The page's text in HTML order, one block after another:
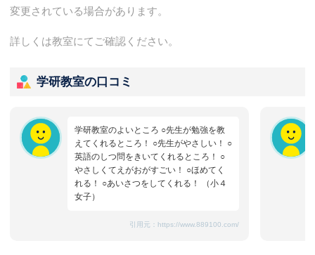
変更されている場合があります。
詳しくは教室にてご確認ください。
学研教室の口コミ
学研教室のよいところ ○先生が勉強を教
えてくれるところ！ ○先生がやさしい！ ○
英語のしつ問をきいてくれるところ！ ○
やさしくてえがおがすごい！ ○ほめてく
れる！ ○あいさつをしてくれる！ （小４
女子）
引用元： https://www.889100.com/